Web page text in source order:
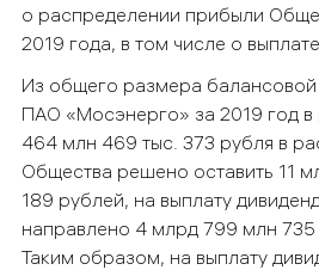
о распределении прибыли
2019 года, в том числе о
Из общего размера
ПАО «Мосэнерго» за 2019 год в
464 млн 469 тыс. 373 рубля в
Общества решено оставить 11
189 рублей, на выплату
направлено 4 млрд 799 млн 735
Таким образом, на выплату